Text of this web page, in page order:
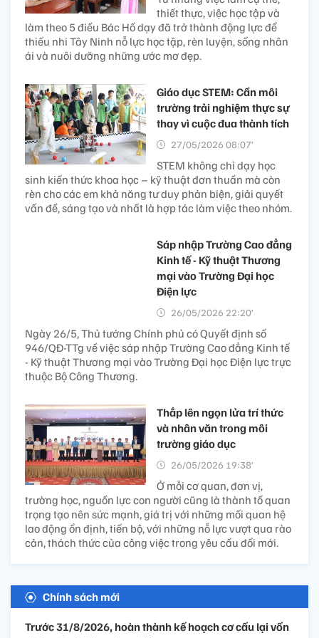
Chiến dịch “90 ngày đêm thi
công cao điểm” đang được tỉnh Nghệ An triển khai
quyết liệt nhằm đưa 10 trường phổ thông nội trú liên
cấp Tiểu học và Trung học cơ sở tại các xã biên giới về
đích trước ngày 26/8.
Nuôi dưỡng những ước mơ
đẹp cho thiếu nhi
Từ những việc làm cụ thể,
thiết thực, việc học tập và
làm theo 5 điều Bác Hồ dạy đã trở thành động lực để
thiếu nhi Tây Ninh nỗ lực học tập, rèn luyện, sống nhân
ái và nuôi dưỡng những ước mơ đẹp.
Giáo dục STEM: Cần môi
trường trải nghiệm thực sự
thay vì cuộc đua thành tích
STEM không chỉ dạy học
sinh kiến thức khoa học – kỹ thuật đơn thuần mà còn
rèn cho các em khả năng tư duy phản biện, giải quyết
vấn đề, sáng tạo và nhất là hợp tác làm việc theo nhóm.
Sáp nhập Trường Cao đẳng
Kinh tế - Kỹ thuật Thương
mại vào Trường Đại học
Điện lực
26/05/2026 22:20’
Ngày 26/5, Thủ tướng Chính phủ có Quyết định số
946/QĐ-TTg về việc sáp nhập Trường Cao đẳng Kinh tế
- Kỹ thuật Thương mại vào Trường Đại học Điện lực trực
thuộc Bộ Công Thương.
và nhân văn trong môi
26/05/2026 19:38’